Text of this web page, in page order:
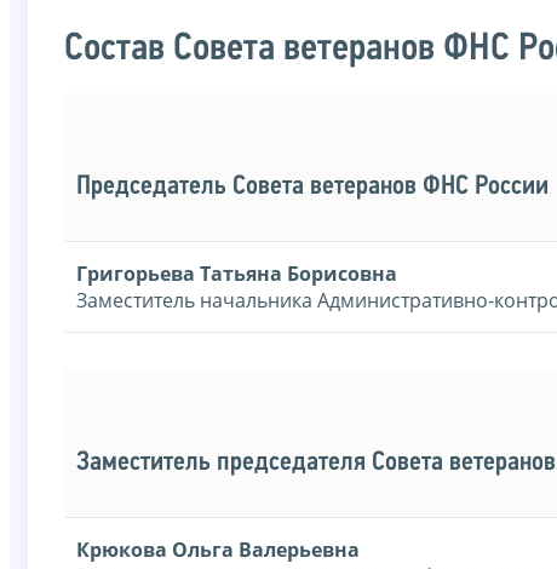
Состав Совета ветеранов ФНС
Председатель Совета ветеранов ФНС России
Григорьева Татьяна Борисовна
Заместитель начальника Административно-
Заместитель председателя Совета
Крюкова Ольга Валерьевна